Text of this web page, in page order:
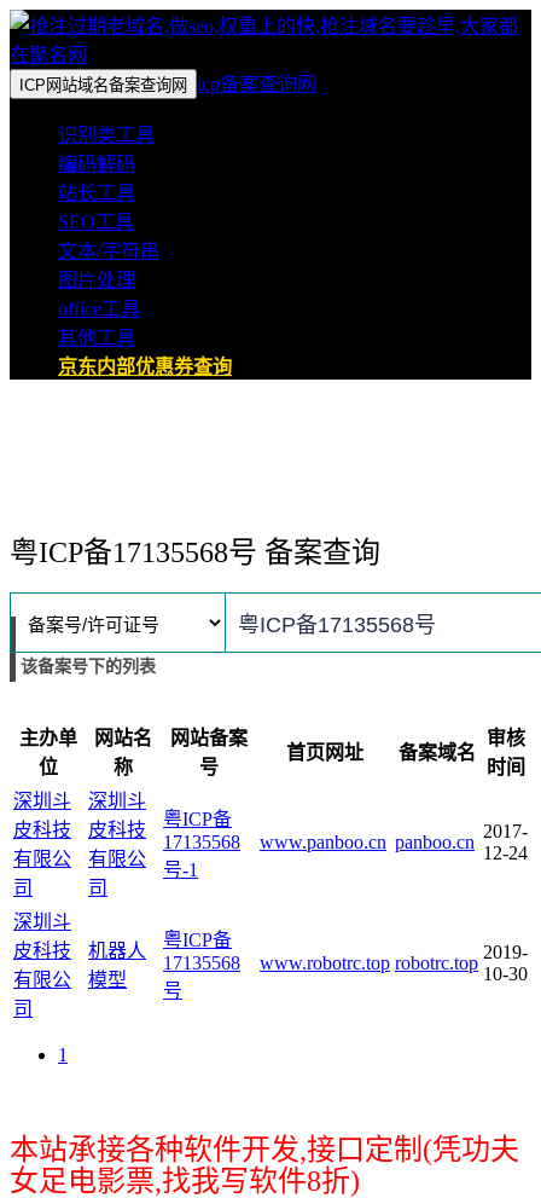
ICP网站域名备案查询网 icp备案查询网
识别类工具
编码解码
站长工具
SEO工具
文本/字符串
图片处理
office工具
其他工具
京东内部优惠券查询
粤ICP备17135568号 备案查询
该备案号下的列表
主办单
位
网站名
称
网站备案
号
首页网址 备案域名
审核
时间
深圳斗
皮科技
有限公
司
深圳斗
皮科技
有限公
司
粤ICP备
17135568
号-1
www.panboo.cn panboo.cn
2017-
12-24
深圳斗
皮科技
有限公
司
机器人
模型
粤ICP备
17135568
号
www.robotrc.top robotrc.top
2019-
10-30
1
本站承接各种软件开发,接口定制(凭功夫
女足电影票,找我写软件8折)